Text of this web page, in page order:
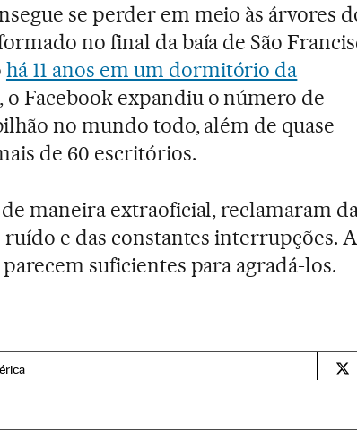
se perder em meio às árvores
no final da baía de São
há 11 anos em um dormitório da
, o Facebook expandiu o número de
no mundo todo, além de quase
de 60 escritórios.
maneira extraoficial, reclamaram
e das constantes interrupções.
suficientes para agradá-los.